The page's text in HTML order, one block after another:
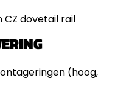
CZ dovetail rail
(hoog,